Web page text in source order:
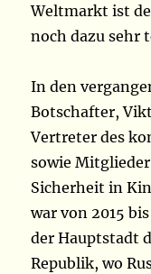
Weltmarkt ist
noch dazu sehr
In den
Botschafter,
Vertreter des
sowie Mitglieder
Sicherheit in
war von 2015
der Hauptstadt
Republik, wo